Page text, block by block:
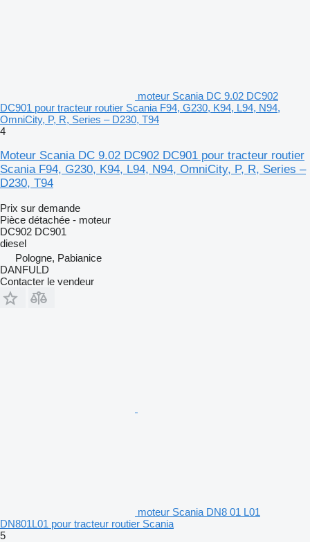
moteur Scania DC 9.02 DC902
DC901 pour tracteur routier Scania F94, G230, K94, L94, N94,
OmniCity, P, R, Series – D230, T94
4
Moteur Scania DC 9.02 DC902 DC901 pour tracteur routier
Scania F94, G230, K94, L94, N94, OmniCity, P, R, Series –
D230, T94
Prix sur demande
Pièce détachée - moteur
DC902 DC901
diesel
Pologne, Pabianice
DANFULD
Contacter le vendeur
moteur Scania DN8 01 L01
DN801L01 pour tracteur routier Scania
5